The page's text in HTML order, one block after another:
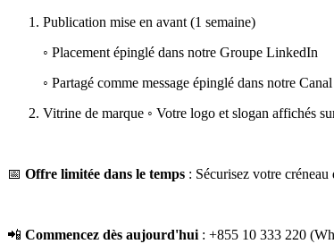
Publication mise en avant (1 semaine)
◦ Placement épinglé dans notre Groupe LinkedIn
◦ Partagé comme message épinglé dans notre
Vitrine de marque ◦ Votre logo et slogan affichés
📅 Offre limitée dans le temps : Sécurisez votre
📲 Commencez dès aujourd'hui : +855 10 333 220